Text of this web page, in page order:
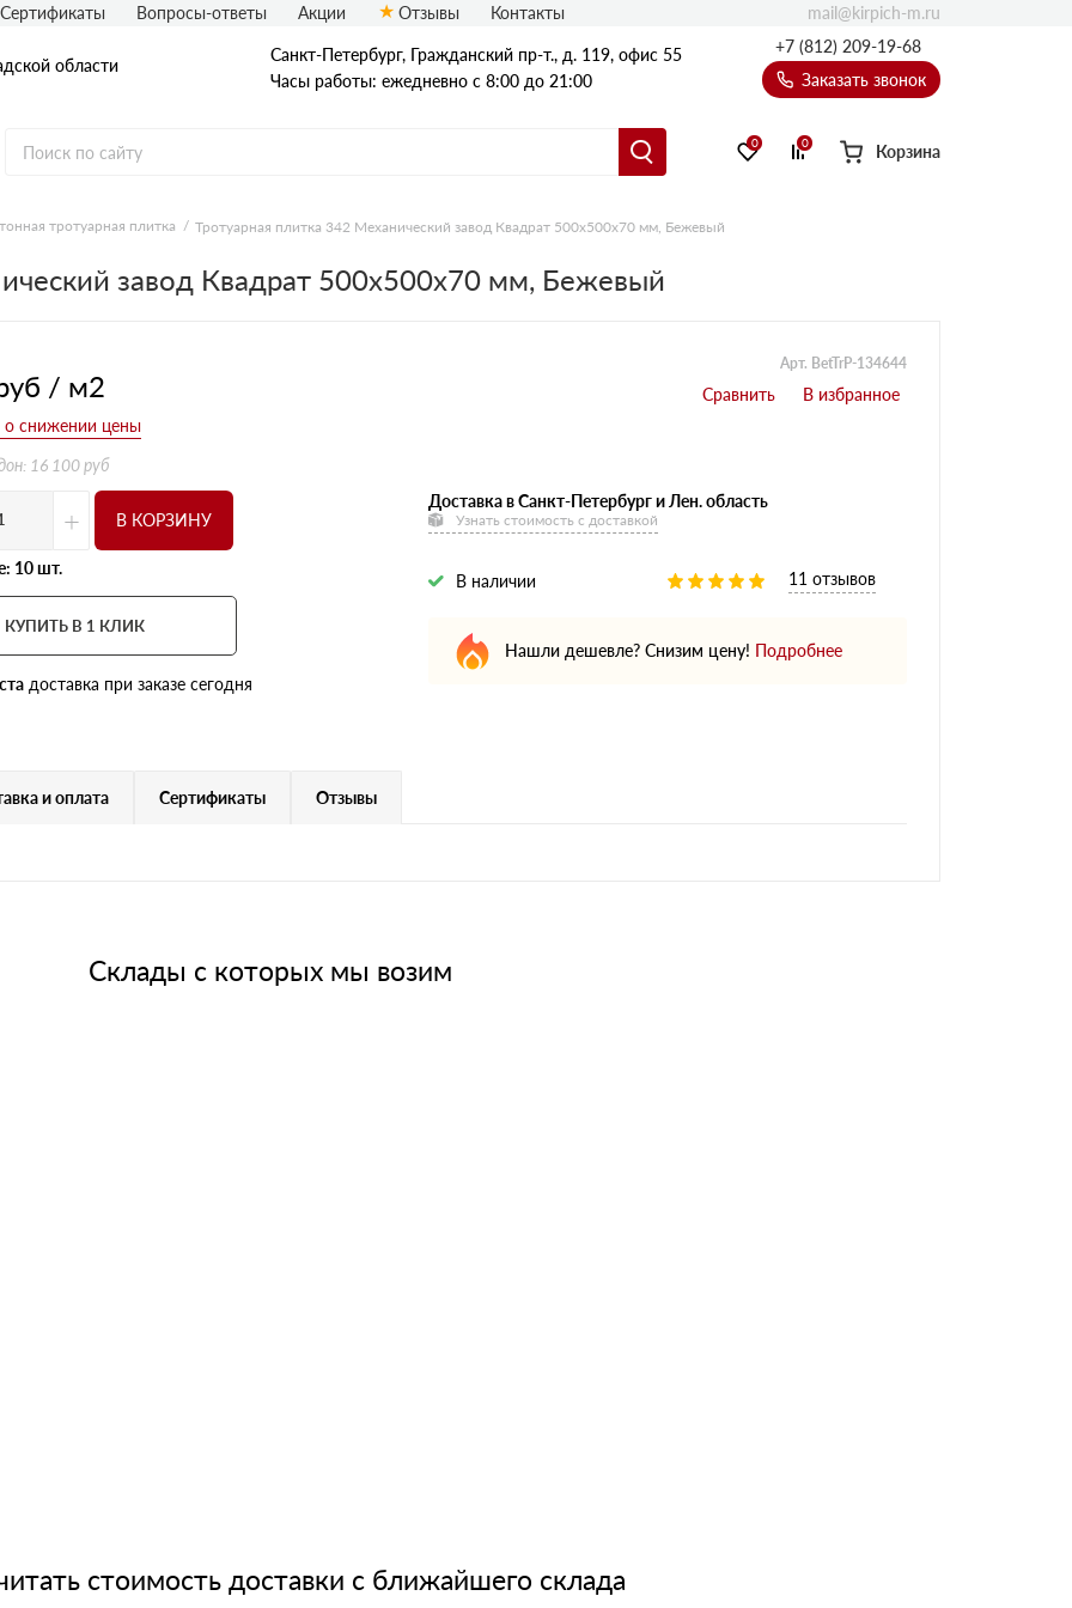
области
Санкт-Петербург, Граждaнский пр-т., д. 119, офис 55
Часы работы: ежедневно с 8:00 до 21:00
+7 (812) 209-19-68
Заказать звонок
Рядовой кирпич
Полнотелый
0 0 Корзина
Сертификаты Вопросы-ответы Акции Отзывы Контакты mail@kirpich-m.ru
тротуарная плитка Тротуарная плитка 342 Механический завод Квадрат 500х500х70 мм, Бежевый
завод Квадрат 500х500х70 мм, Бежевый
/ м2
16 100 руб
Арт. BetTrP-134644
+ В КОРЗИНУ
10 шт.
КУПИТЬ В 1 КЛИК
доставка при заказе сегодня
Доставка в Санкт-Петербург и Лен. область
Узнать стоимость с доставкой
В наличии 11 отзывов
Нашли дешевле? Снизим цену! Подробнее
и оплата Сертификаты Отзывы
Склады с которых мы возим
стоимость доставки с ближайшего склада